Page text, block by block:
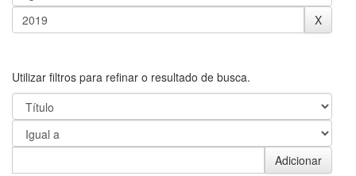
Utilizar filtros para refinar o resultado de busca.